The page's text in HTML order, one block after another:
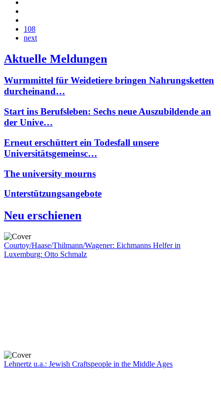
108
next
Aktuelle Meldungen
Wurmmittel für Weidetiere bringen Nahrungsketten
durcheinand…
Start ins Berufsleben: Sechs neue Auszubildende an
der Unive…
Erneut erschüttert ein Todesfall unsere
Universitätsgemeinsc…
The university mourns
Unterstützungsangebote
Neu erschienen
Courtoy/Haase/Thilmann/Wagener: Eichmanns Helfer in
Luxemburg: Otto Schmalz
Lehnertz u.a.: Jewish Craftspeople in the Middle Ages